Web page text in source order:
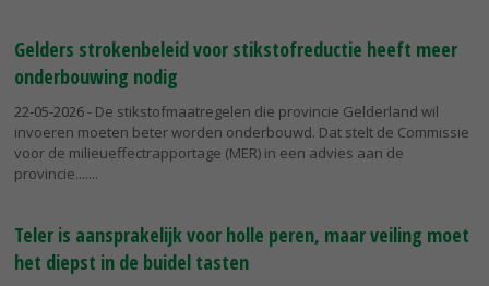
Gelders strokenbeleid voor stikstofreductie heeft meer
onderbouwing nodig
22-05-2026- De stikstofmaatregelen die provincie Gelderland wil
invoeren moeten beter worden onderbouwd. Dat stelt de Commissie
voor de milieueffectrapportage (MER) in een advies aan de
provincie....
Teler is aansprakelijk voor holle peren, maar veiling moet
het diepst in de buidel tasten